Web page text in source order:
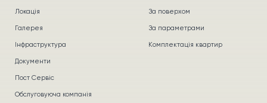
Локація
Галерея
Інфраструктура
Документи
Пост Сервіс
Обслуговуюча компанія
За поверхом
За параметрами
Комплектація квартир